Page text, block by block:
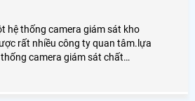
hệ thống camera giám sát kho
rất nhiều công ty quan tâm.lựa
camera giám sát chất